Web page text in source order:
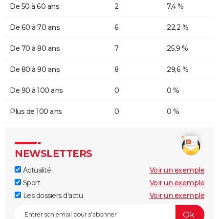
De 50 à 60 ans 2 7,4 %
De 60 à 70 ans 6 22,2 %
De 70 à 80 ans 7 25,9 %
De 80 à 90 ans 8 29,6 %
De 90 à 100 ans 0 0 %
Plus de 100 ans 0 0 %
NEWSLETTERS
Actualité
Voir un exemple
Sport
Voir un exemple
Les dossiers d'actu
Voir un exemple